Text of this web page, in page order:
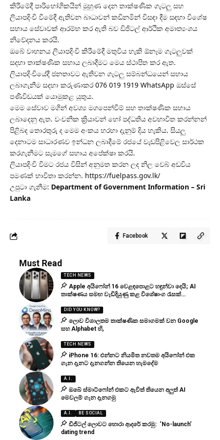
කිරීමේදී පාරිභෝගිකයින් මුහුණ දෙන තාක්ෂණික ගැටලු සහ
ලියාපදිංචි වීමේදී ඇතිවන බාධාවන් කඩිනමින් විසඳා දීම සඳහා විශේෂ
සහාය සේවාවක් ආරම්භ කර ඇති බව ඩිජිටල් ආර්ථික අමාත්‍යංශය
නිවේදනය කරයි.
ඔබේ වාහනය ලියාපදිංචි කිරීමේදී මතුවිය හැකි ඕනෑම ගැටලුවක්
සදහා තාක්ෂණික සහාය ලබාදීමට මෙය ස්ථාපිත කර ඇත.
ලියාපදිංචියේදී ජනතාවට ඇතිවන ගැටලු සම්බන්ධයෙන් සහාය
ලබාගැනීම සදහා කරුණාකර 076 019 1919 WhatsApp ඔස්සේ
පණිවිඩයක් යොමුකළ යුතුය.
මෙම සේවාව මගින් අවශ්‍ය මගපෙන්වීම් සහ තාක්ෂණික සහාය
ලබාදෙනු ඇත. වංචනික ක්‍රියාවන් හෝ පද්ධතිය අවභාවිත කරන්නන්
පිළිබද තොරතුරු ද මෙම අංකය හරහා දැනුම් දිය හැකිය. සියලු
දෙනාටම සාධාරණව ඉන්ධන ලබාදීමේ රජයේ වැඩපිළිවෙල සාර්ථක
කරගැනීමට සැමගේ සහාය අපේක්ෂා කරයි.
ලියාපදිංචි වීමට රජය විසින් අනුමත කරන ලද නිල වෙබ් අඩවිය
පමණක් භාවිතා කරන්න. https://fuelpass.gov.lk/
උපුටා ගැනීම: Department of Government Information – Sri
Lanka
Facebook
Must Read
TECH NEWS
Apple අයිෆෝන් 16 වෙළඳපොළට හඳුන්වා දෙයි; AI
තාක්ෂණය සමඟ වැඩිදියුණු කළ විශේෂාංග රැසක්…
DID YOU KNOW?
ලොව විශාලතම තාක්ෂණික සමාගමක් වන Google
සහ Alphabet හි,
TECH NEWS
iPhone 16: එන්නට නියමිත නවතම අයිෆෝන් එක
ගැන දැනට දැනගන්න තියෙන හැමදේම
A.I.
ඔබේ ස්මාට්ෆෝන් එකට ඇවිත් තියෙන අලුත් AI
මෙවලම් ගැන දැනගමු
A.I. BE SOCIAL
ඩිජිටල් ලොවට හොරා ආදරේ කරමු: ‘No-launch’
dating trend